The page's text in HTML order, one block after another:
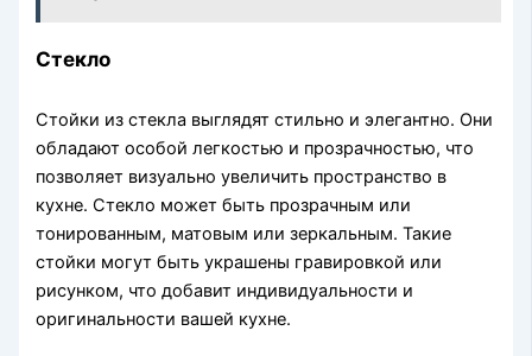
Стекло
Стойки из стекла выглядят стильно и элегантно. Они
обладают особой легкостью и прозрачностью, что
позволяет визуально увеличить пространство в
кухне. Стекло может быть прозрачным или
тонированным, матовым или зеркальным. Такие
стойки могут быть украшены гравировкой или
рисунком, что добавит индивидуальности и
оригинальности вашей кухне.